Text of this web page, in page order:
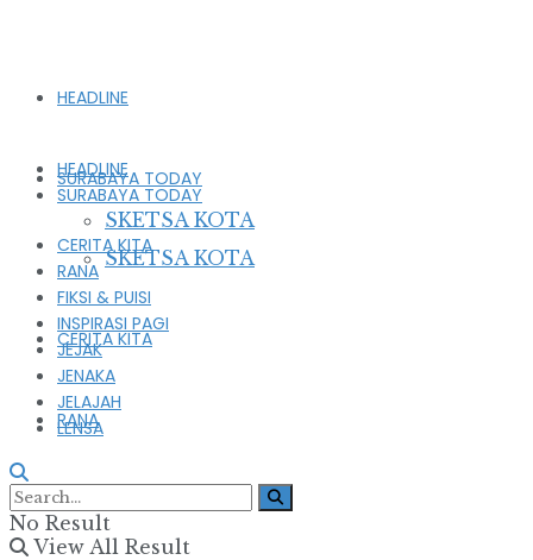
HEADLINE
SURABAYA TODAY
SKETSA KOTA
CERITA KITA
RANA
FIKSI & PUISI
HEADLINE
SURABAYA TODAY
SKETSA KOTA
CERITA KITA
RANA
FIKSI & PUISI
INSPIRASI PAGI
JEJAK
JENAKA
JELAJAH
LENSA
No Result
View All Result